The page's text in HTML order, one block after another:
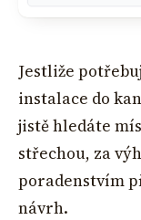
Jestliže
instalace do
jistě hledáte
střechou, za
poradenstvím
návrh.